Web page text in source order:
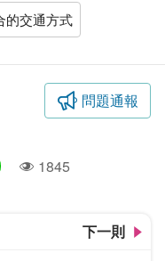
的交通方式
問題通報
人氣1845
下一則